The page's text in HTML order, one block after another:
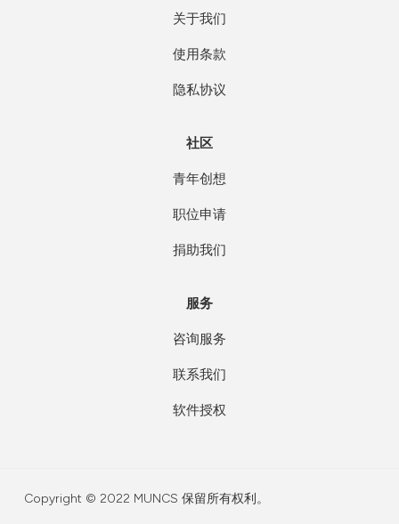
关于我们
使用条款
隐私协议
社区
青年创想
职位申请
捐助我们
服务
咨询服务
联系我们
软件授权
Copyright © 2022 MUNCS 保留所有权利。